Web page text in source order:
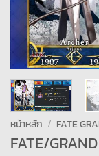
หน้าหลัก / FATE
FATE/